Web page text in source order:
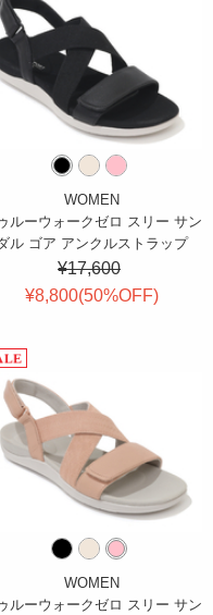
WOMEN
ルーウォークゼロ スリー サン
ル ゴア アンクルストラップ
¥17,600
¥8,800(50%OFF)
WOMEN
ルーウォークゼロ スリー サン